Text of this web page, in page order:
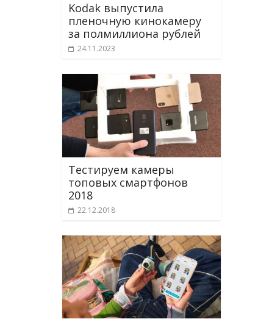
Kodak выпустила
пленочную кинокамеру
за полмиллиона рублей
24.11.2023
Тестируем камеры
топовых смартфонов
2018
22.12.2018